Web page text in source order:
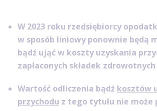
W 2023 roku rzedsiębiorcy
w sposób liniowy ponownie będą
bądź ująć w koszty uzyskania
zapłaconych składek zdrowotnych
Wartość odliczenia bądź kosztów
przychodu z tego tytułu nie może